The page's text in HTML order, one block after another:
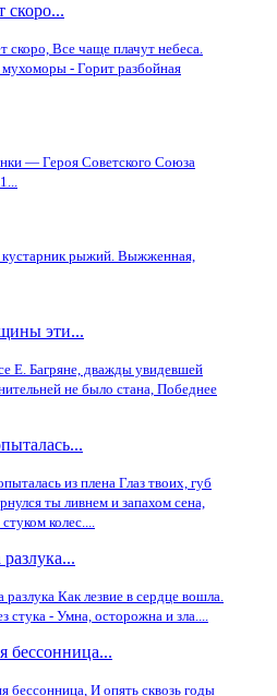
скоро...
скоро, Все чаще плачут небеса.
- Горит разбойная
— Героя Советского Союза
рыжий. Выжженная,
эти...
Е. Багряне, дважды увидевшей
не было стана, Победнее
из плена Глаз твоих, губ
ты ливнем и запахом сена,
колес....
Как лезвие в сердце вошла.
стука - Умна, осторожна и зла....
бессонница...
бессонница, И опять сквозь годы